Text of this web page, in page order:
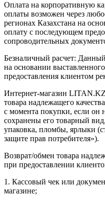
Оплата на корпоративную
оплаты возможен через
регионах Казахстана на
оплату с последующем
сопроводительных
Безналичный расчет:
на основании
предоставления клиентом
Интернет-магазин
товара надлежащего
с момента покупки, если он
сохранены его товарный
упаковка, пломбы, ярлыки
защите прав потребителя»).
Возврат/обмен товара
при предоставлении
1. Кассовый чек или
магазине;